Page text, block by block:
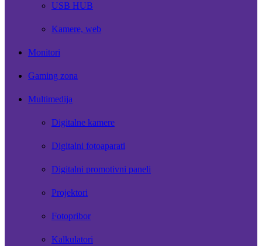
USB HUB
Kamere, web
Monitori
Gaming zona
Multimedija
Digitalne kamere
Digitalni fotoaparati
Digitalni promotivni paneli
Projektori
Fotopribor
Kalkulatori